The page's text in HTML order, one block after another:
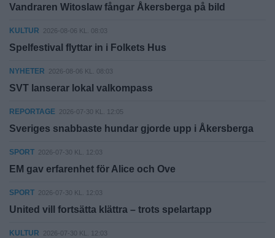
Vandraren Witoslaw fångar Åkersberga på bild
KULTUR 2026-08-06 KL. 08:03
Spelfestival flyttar in i Folkets Hus
NYHETER 2026-08-06 KL. 08:03
SVT lanserar lokal valkompass
REPORTAGE 2026-07-30 KL. 12:05
Sveriges snabbaste hundar gjorde upp i Åkersberga
SPORT 2026-07-30 KL. 12:03
EM gav erfarenhet för Alice och Ove
SPORT 2026-07-30 KL. 12:03
United vill fortsätta klättra – trots spelartapp
KULTUR 2026-07-30 KL. 12:03